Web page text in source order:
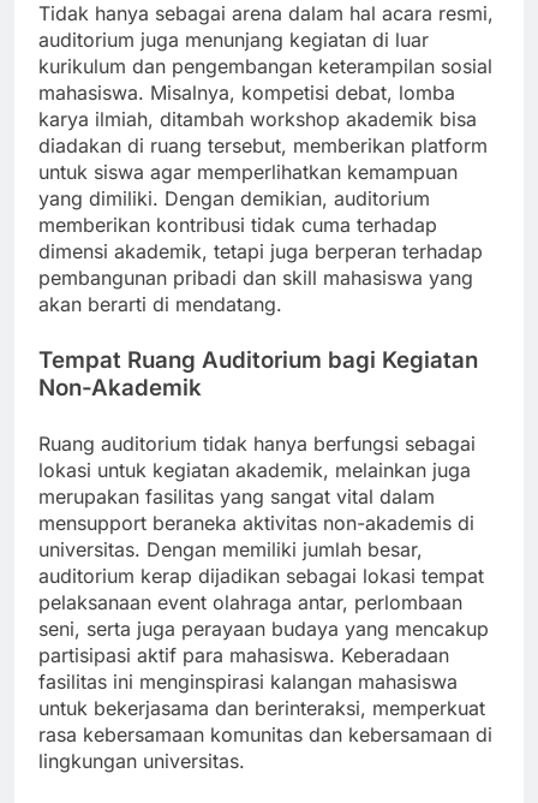
Tidak hanya sebagai arena dalam hal acara resmi,
auditorium juga menunjang kegiatan di luar
kurikulum dan pengembangan keterampilan sosial
mahasiswa. Misalnya, kompetisi debat, lomba
karya ilmiah, ditambah workshop akademik bisa
diadakan di ruang tersebut, memberikan platform
untuk siswa agar memperlihatkan kemampuan
yang dimiliki. Dengan demikian, auditorium
memberikan kontribusi tidak cuma terhadap
dimensi akademik, tetapi juga berperan terhadap
pembangunan pribadi dan skill mahasiswa yang
akan berarti di mendatang.
Tempat Ruang Auditorium bagi Kegiatan
Non-Akademik
Ruang auditorium tidak hanya berfungsi sebagai
lokasi untuk kegiatan akademik, melainkan juga
merupakan fasilitas yang sangat vital dalam
mensupport beraneka aktivitas non-akademis di
universitas. Dengan memiliki jumlah besar,
auditorium kerap dijadikan sebagai lokasi tempat
pelaksanaan event olahraga antar, perlombaan
seni, serta juga perayaan budaya yang mencakup
partisipasi aktif para mahasiswa. Keberadaan
fasilitas ini menginspirasi kalangan mahasiswa
untuk bekerjasama dan berinteraksi, memperkuat
rasa kebersamaan komunitas dan kebersamaan di
lingkungan universitas.